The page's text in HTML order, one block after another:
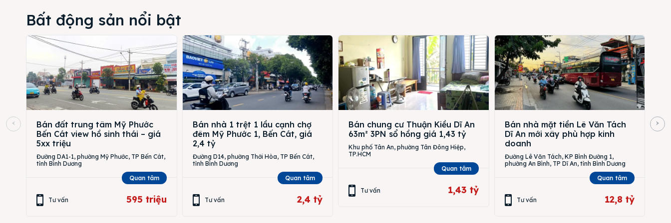
Bất động sản nổi bật
Bán đất trung tâm Mỹ Phước
Bến Cát view hồ sinh thái – giá
5xx triệu
Đường DA1-1, phường Mỹ Phước, TP Bến Cát,
tỉnh Bình Dương
Quan tâm
Tư vấn 595 triệu
Bán nhà 1 trệt 1 lầu cạnh chợ
đêm Mỹ Phước 1, Bến Cát, giá
2,4 tỷ
Đường D14, phường Thới Hòa, TP Bến Cát,
tỉnh Bình Dương
Quan tâm
Tư vấn 2,4 tỷ
Bán chung cư Thuận Kiều Dĩ An
63m² 3PN sổ hồng giá 1,43 tỷ
Khu phố Tân An, phường Tân Đông Hiệp,
TP.HCM
Quan tâm
Tư vấn 1,43 tỷ
Bán nhà mặt tiền Lê Văn Tách
Dĩ An mới xây phù hợp kinh
doanh
Đường Lê Văn Tách, KP Bình Đường 1,
phường An Bình, TP Dĩ An, tỉnh Bình Dương
Quan tâm
Tư vấn 12,8 tỷ